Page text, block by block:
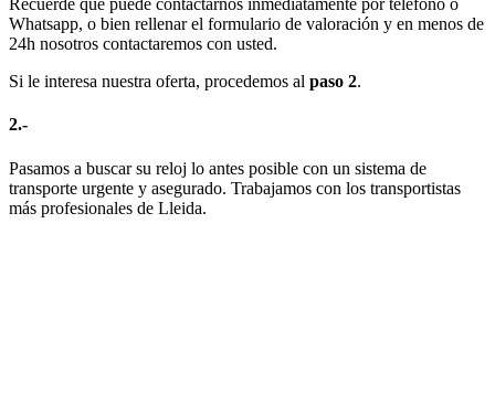
Recuerde que puede contactarnos inmediatamente por teléfono o
Whatsapp, o bien rellenar el formulario de valoración y en menos de
24h nosotros contactaremos con usted.
Si le interesa nuestra oferta, procedemos al paso 2.
2.-
Pasamos a buscar su reloj lo antes posible con un sistema de
transporte urgente y asegurado. Trabajamos con los transportistas
más profesionales de Lleida.